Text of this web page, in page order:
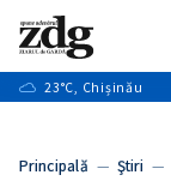
+7
+1
Caută
23°C, Chișinău
Principală — Ştiri —